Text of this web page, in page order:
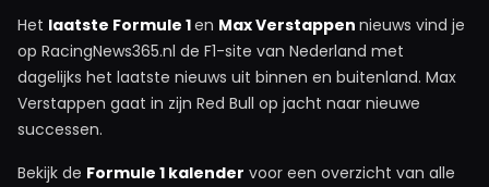
Het laatste Formule 1en Max Verstappen nieuws vind je
op RacingNews365.nl de F1-site van Nederland met
dagelijks het laatste nieuws uit binnen en buitenland. Max
Verstappen gaat in zijn Red Bull op jacht naar nieuwe
successen.
Bekijk de Formule 1 kalender voor een overzicht van alle